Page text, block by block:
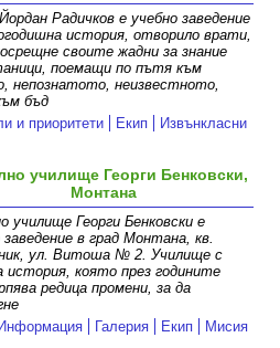
Радичков е учебно заведение
история, отворило врати,
своите жадни за знание
поемащи по пътя към
непознатото, неизвестното,
бъд
и приоритети Екип
Извънкласни
училище Георги Бенковски,
Монтана
училище Георги Бенковски е
заведение в град Монтана, кв.
ул. Витоша № 2. Училище с
история, която през годините
редица промени, за да
Информация
Галерия Екип Мисия